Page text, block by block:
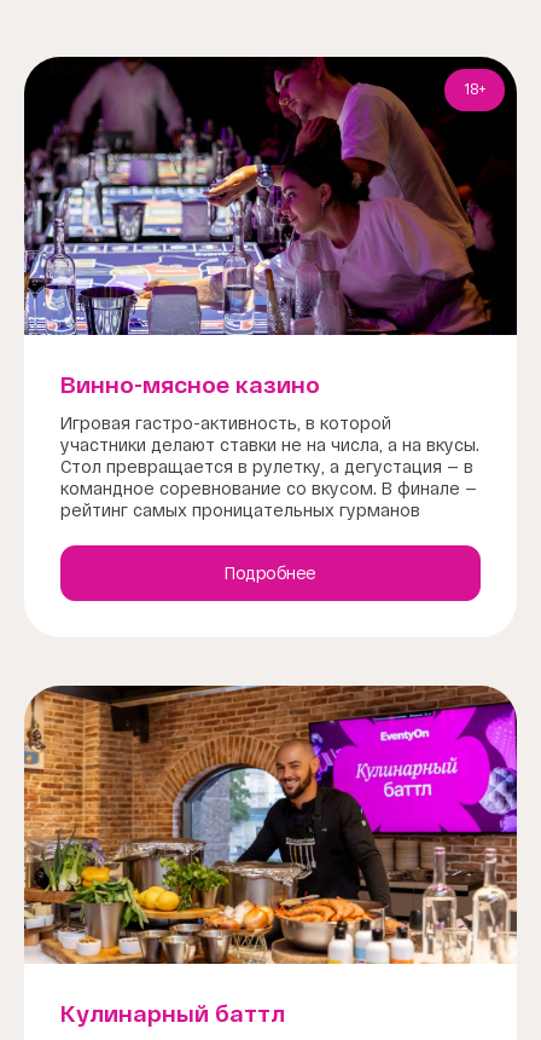
18+
Винно-мясное казино
Игровая гастро-активность, в которой
участники делают ставки не на числа, а на вкусы.
Стол превращается в рулетку, а дегустация — в
командное соревнование со вкусом. В финале —
рейтинг самых проницательных гурманов
Подробнее
Кулинарный баттл